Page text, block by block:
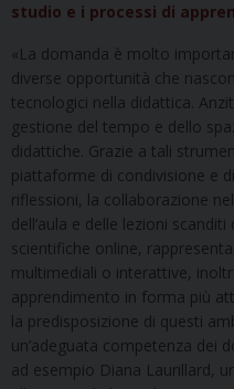
studio e i processi di
«La domanda è molto
diverse opportunità che
tecnologici nella didattica.
gestione del tempo e dello
didattiche. Grazie a tali
piattaforme di condivisione e
riflessioni, la collaborazione
dell’aula e delle lezioni
scientifiche online,
multimediali o interattive,
apprendimento in forma più
la predisposizione di questi
un’adeguata competenza dei
ad esempio Diana Laurillard,